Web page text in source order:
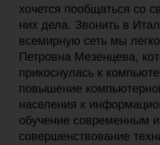
хочется пообщаться со
них дела. Звонить в
всемирную сеть мы
Петровна Мезенцева,
прикоснулась к
повышение
населения к
обучение современным
совершенствование